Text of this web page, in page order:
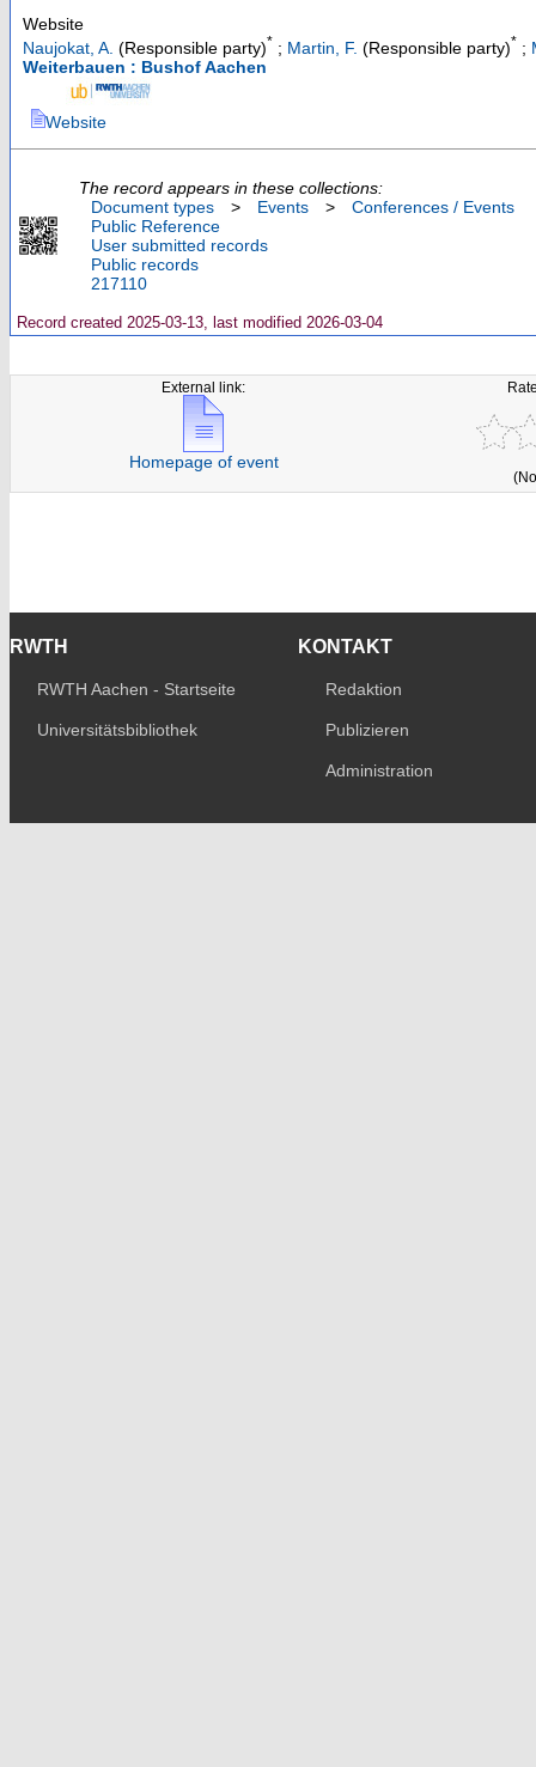
Website
Naujokat, A. (Responsible party)* ; Martin, F. (Responsible party)* ;
Weiterbauen : Bushof Aachen
Website
The record appears in these collections:
Document types
> Events >
Conferences / Events
Public Reference
User submitted records
Public records
217110
Record created 2025-03-13, last modified 2026-03-04
External link:
Homepage of event
RWTH
RWTH Aachen - Startseite
Universitätsbibliothek
KONTAKT
Redaktion
Publizieren
Administration